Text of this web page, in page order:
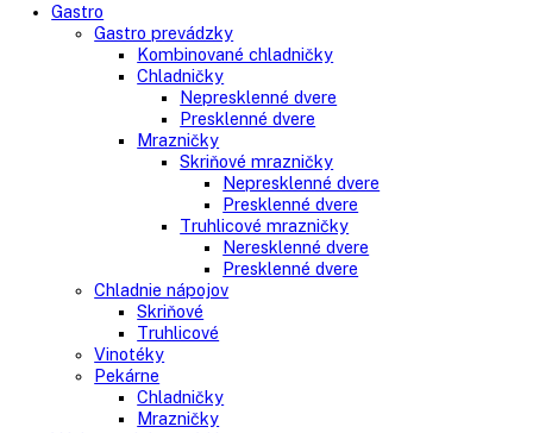
Klasické chladničky
Stolové chladničky
Americké chladničky
Chladnička na víno
Humidory
Gastro prevádzky
Kombinované chladničky
Chladničky
Nepresklenné dvere
Presklenné dvere
Mrazničky
Skriňové mrazničky
Truhlicové mrazničky